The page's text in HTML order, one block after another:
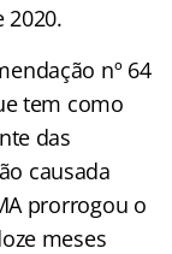
2020.
nº 64
tem como
das
causada
prorrogou o
meses